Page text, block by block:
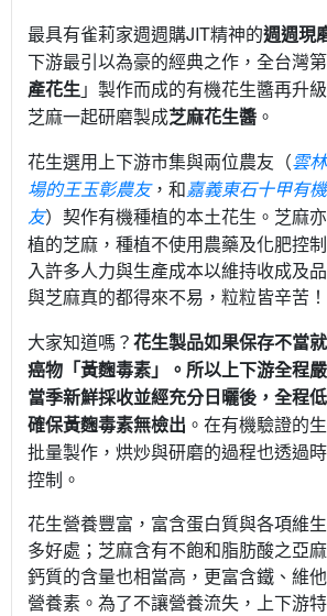
最具有雀莉家週週購JIT精神的週週現
下游最引以為豪的經典之作，全台灣
產花生」製作而成的有機花生醬再升
芝麻一起研磨製成芝麻花生醬 。
花生選用上下游市集與兩位農友（雲
場的王玉彰農友，和嘉義東石十甲有
友）契作有機種植的本土花生。芝麻
植的芝麻， 種植不使用農藥及化肥控
入許多人力與生產成本以維持收成及
與芝麻真的都得來不易，粒粒皆辛苦！
大家知道嗎？花生製品如果保存不當
癌物「黃麴毒素」。所以上下游全程
當季新鮮採收並經充分日曬後，全程
確保黃麴毒素無檢出 。在有機驗證的
批量製作，烘炒與研磨的過程也透過
控制。
花生營養豐富，富含蛋白質與各項維
多好處；芝麻含有不飽和脂肪酸之亞
鈣質的含量也相當高，更富含鐵、維
營養素。為了不讓營養流失，上下游